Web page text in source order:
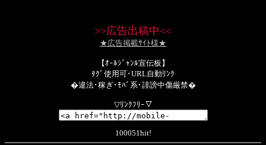
>>広告出稿中<<
★広告掲載ｻｲﾄ様★
【ｵｰﾙｼﾞｬﾝﾙ宣伝板】
ﾀｸﾞ使用可･URL自動ﾘﾝｸ
�違法･稼ぎ･ﾓﾊﾞ系･誹謗中傷厳禁�
▽ﾘﾝｸﾌﾘｰ▽
100051hit!